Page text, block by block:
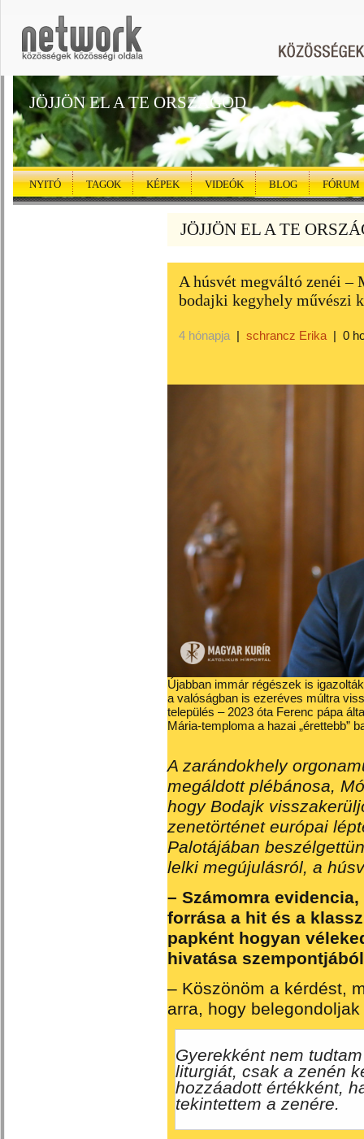
JÖJJÖN EL A TE ORSZÁGOD
NYITÓ TAGOK KÉPEK VIDEÓK BLOG FÓRUM
JÖJJÖN EL A TE
A húsvét megváltó zenéi –
bodajki kegyhely művészi
4 hónapja | schrancz Erika | 0
Újabban immár régészek is
a valóságban is ezeréves múltra
település – 2023 óta Ferenc pápa
Mária-temploma a hazai „érettebb”
A zarándokhely
megáldott plébánosa,
hogy Bodajk
zenetörténet európai
Palotájában
lelki megújulásról, a
– Számomra
forrása a hit és a
papként hogyan
hivatása
– Köszönöm a kérdést,
arra, hogy
Gyerekként nem
liturgiát, csak a zenén
hozzáadott értékként,
tekintettem a zenére.